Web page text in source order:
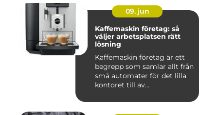
09. jun
Kaffemaskin företag: så
väljer arbetsplatsen rätt
lösning
Kaffemaskin företag är ett
begrepp som samlar allt från
små automater för det lilla
kontoret till av...